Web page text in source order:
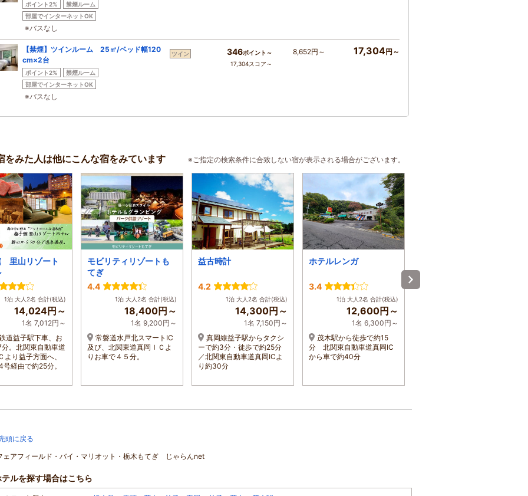
ポイント2%
禁煙ルーム
部屋でインターネットOK
※バスなし
【禁煙】ツインルーム 25㎡/ベッド幅120
cm×2台
ポイント2%
禁煙ルーム
部屋でインターネットOK
※バスなし
ツイン 346ポイント～
17,304スコア～
8,652円～ 17,304円～
をみた人は他にこんな宿をみています ※ご指定の検索条件に合致しない宿が表示される場合がございます。
里山リゾート
1泊 大人2名 合計(税込)
14,024円～
1名 7,012円～
道益子駅下車、お
。北関東自動車道
より益子方面へ、
経由で約25分。
モビリティリゾートも
てぎ
4.4
1泊 大人2名 合計(税込)
18,400円～
1名 9,200円～
常磐道水戸北スマートIC
及び、北関東道真岡ＩＣよ
りお車で４５分。
益古時計
4.2
1泊 大人2名 合計(税込)
14,300円～
1名 7,150円～
真岡線益子駅からタクシ
ーで約3分・徒歩で約25分
／北関東自動車道真岡ICよ
り約30分
ホテルレンガ
3.4
1泊 大人2名 合計(税込)
12,600円～
1名 6,300円～
茂木駅から徒歩で約15
分 北関東自動車道真岡IC
から車で約40分
-
頭に戻る
ェアフィールド・バイ・マリオット・栃木もてぎ じゃらんnet
ルを探す場合はこちら